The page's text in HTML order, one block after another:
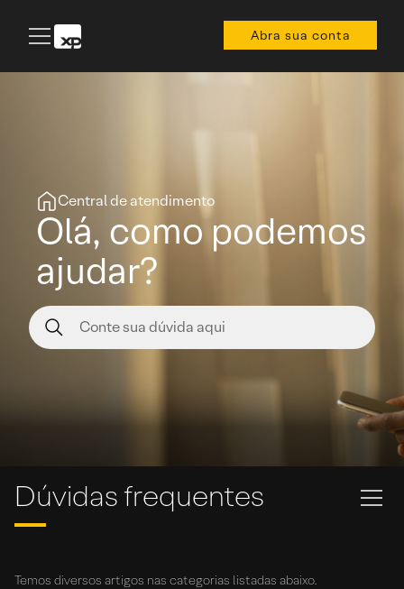
Abra sua conta
Central de atendimento
Olá, como podemos
ajudar?
Dúvidas frequentes
Temos diversos artigos nas categorias listadas abaixo.